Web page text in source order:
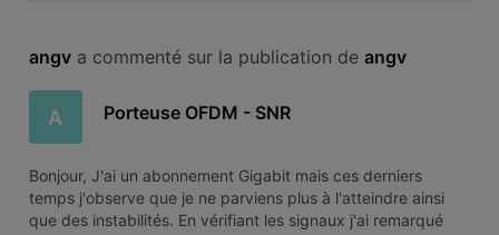
angv a commenté sur la publication de angv
A Porteuse OFDM - SNR
Bonjour, J'ai un abonnement Gigabit mais ces derniers
temps j'observe que je ne parviens plus à l'atteindre ainsi
que des instabilités. En vérifiant les signaux j'ai remarqué